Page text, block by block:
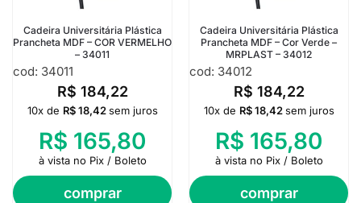
Cadeira Universitária Plástica
Prancheta MDF – COR VERMELHO
– 34011
cod: 34011
R$ 184,22
comprar
10x de R$18,42 sem juros
R$ 165,80
à vista no Pix / Boleto
Cadeira Universitária Plástica
Prancheta MDF – Cor Verde –
MRPLAST – 34012
cod: 34012
R$ 184,22
comprar
10x de R$18,42 sem juros
R$ 165,80
à vista no Pix / Boleto